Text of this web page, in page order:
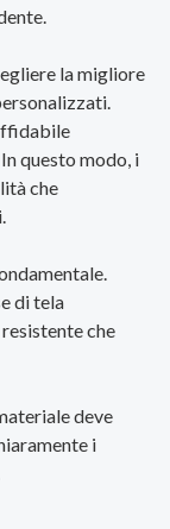
la migliore
questo modo, i
che
di tela
che
deve
i